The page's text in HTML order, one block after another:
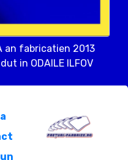
an fabricatien 2013
in ODAILE ILFOV